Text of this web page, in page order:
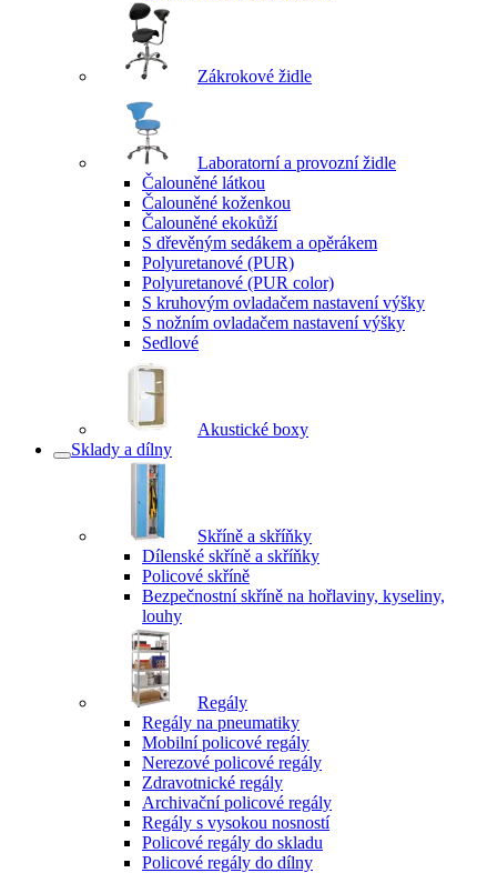
Zákrokové židle
Laboratorní a provozní židle
Čalouněné látkou
Čalouněné koženkou
Čalouněné ekokůží
S dřevěným sedákem a opěrákem
Polyuretanové (PUR)
Polyuretanové (PUR color)
S kruhovým ovladačem nastavení výšky
S nožním ovladačem nastavení výšky
Sedlové
Akustické boxy
Sklady a dílny
Skříně a skříňky
Dílenské skříně a skříňky
Policové skříně
Bezpečnostní skříně na hořlaviny, kyseliny,
louhy
Regály
Regály na pneumatiky
Mobilní policové regály
Nerezové policové regály
Zdravotnické regály
Archivační policové regály
Regály s vysokou nosností
Policové regály do skladu
Policové regály do dílny